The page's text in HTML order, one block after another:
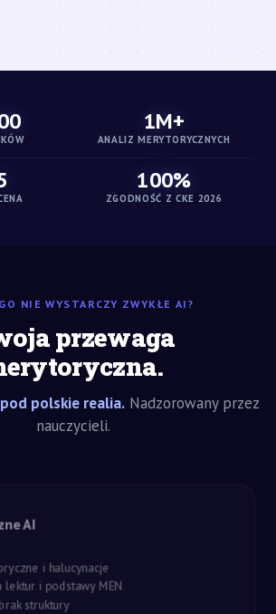
1M+
ANALIZ MERYTORYCZNYCH
100%
ZGODNOŚĆ Z CKE 2026
NIE WYSTARCZY ZWYKŁE AI?
przewaga
polskie realia.Nadzorowany przez
nauczycieli.
AI
i halucynacje
lektur i podstawy MEN
struktury